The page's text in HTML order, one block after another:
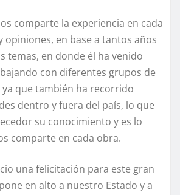
comparte la experiencia en cada
opiniones, en base a tantos años
temas, en donde él ha venido
con diferentes grupos de
ya que también ha recorrido
dentro y fuera del país, lo que
su conocimiento y es lo
comparte en cada obra.
una felicitación para este gran
en alto a nuestro Estado y a